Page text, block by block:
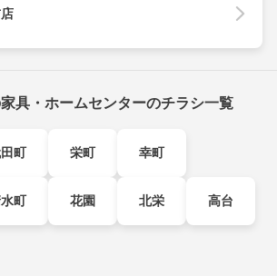
具・ホームセンターのチラシ一覧
町 栄町 幸町
町 花園 北栄 高台